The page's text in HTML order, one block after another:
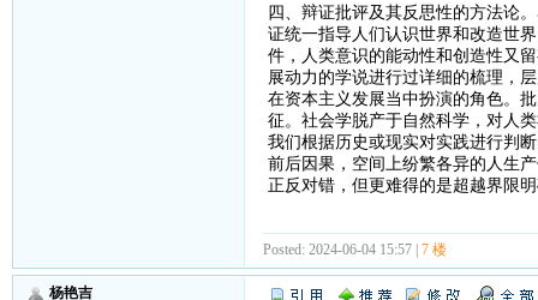
四、辩证批评及其反思性的方法论
证统一指导人们认识世界和改造世
件，人类意识的能动性和创造性又
展动力的学说进行过详细的梳理，
在资本主义发展当中扮演的角色。
征。社会学脱产于自然科学，对人
我们根据历史或现实对实践进行判
前后因果，空间上纷繁各异的人生
正反对错，但更难得的是超越界限
Posted: 2024-06-04 15:57 | 7 楼
杨艳吉